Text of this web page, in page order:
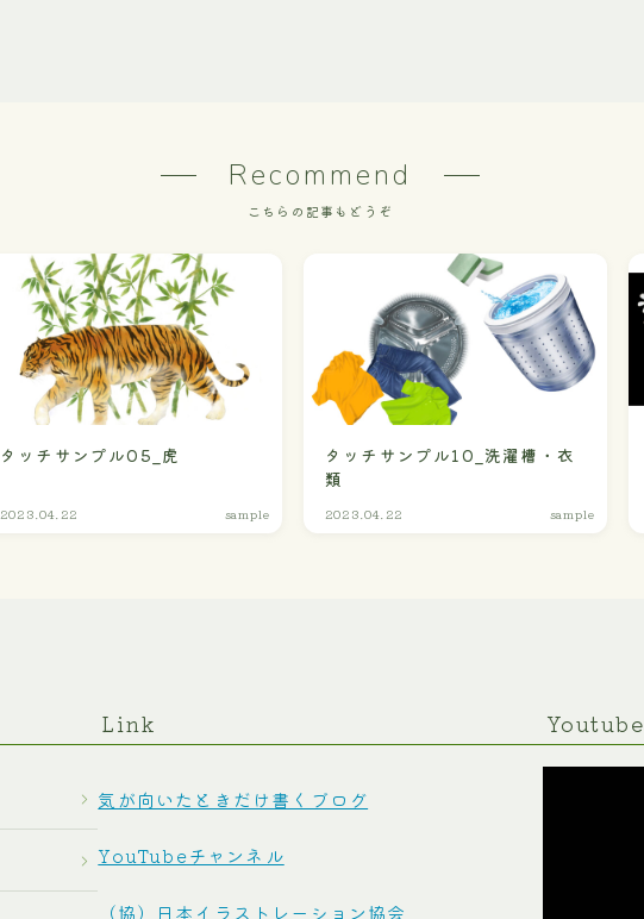
Recommend
こちらの記事もどうぞ
タッチサンプル05_虎
2023.04.22 sample
タッチサンプル10_洗濯槽・衣
類
2023.04.22 sample
Link
気が向いたときだけ書くブログ
YouTubeチャンネル
（協）日本イラストレーション協会
Youtube